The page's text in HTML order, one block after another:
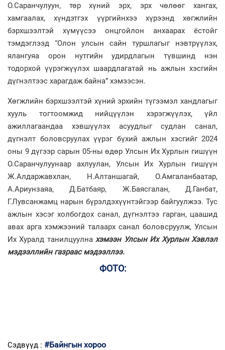
О.Саранчулуун, төр хүний эрх, эрх чөлөөг хангах,
хамгаалах, хүндэтгэх үүргийнхээ хүрээнд хөгжлийн
бэрхшээлтэй хүмүүсээ онцгойлон анхаарах ёстойг
тэмдэглээд “Олон улсын сайн туршлагыг нэвтрүүлэх,
ялангуяа орон нутгийн удирдлагын түвшинд нэн
тодорхой үүрэгжүүлэх шаардлагатай нь ажлын хэсгийн
дүгнэлтээс харагдаж байна” хэмээсэн.
Хөгжлийн бэрхшээлтэй хүний эрхийн түгээмэл хандлагыг
хууль тогтоомжид нийцүүлэн хэрэгжүүлэх, үйл
ажиллагаандаа хэвшүүлэх асуудлыг судлан санал,
дүгнэлт боловсруулах үүрэг бүхий ажлын хэсгийг 2024
оны 9 дүгээр сарын 05-ны өдөр Улсын Их Хурлын гишүүн
О.Саранчулуунаар ахлуулан, Улсын Их Хурлын гишүүн
Ж.Алдаржавхлан, Н.Алтаншагай, О.Амгаланбаатар,
А.Ариунзаяа, Д.Батбаяр, Ж.Баясгалан, Д.Ганбат,
Г.Лувсанжамц нарын бүрэлдэхүүнтэйгээр байгуулжээ. Тус
ажлын хэсэг холбогдох санал, дүгнэлтээ гарган, цаашид
авах арга хэмжээний талаарх санал боловсруулж, Улсын
Их Хуралд танилцуулнахэмээн Улсын Их Хурлын Хэвлэл
мэдээллийн газраас мэдээллээ.
ФОТО:
Сэдвүүд : #Байнгын хороо